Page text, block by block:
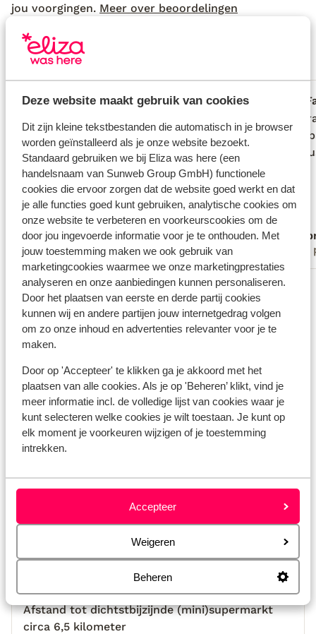
Deze website maakt gebruik van cookies
Dit zijn kleine tekstbestanden die automatisch in je browser
worden geïnstalleerd als je onze website bezoekt.
Standaard gebruiken we bij Eliza was here (een
handelsnaam van Sunweb Group GmbH) functionele
cookies die ervoor zorgen dat de website goed werkt en dat
je alle functies goed kunt gebruiken, analytische cookies om
onze website te verbeteren en voorkeurscookies om de
door jou ingevoerde informatie voor je te onthouden. Met
jouw toestemming maken we ook gebruik van
marketingcookies waarmee we onze marketingprestaties
analyseren en onze aanbiedingen kunnen personaliseren.
Door het plaatsen van eerste en derde partij cookies
kunnen wij en andere partijen jouw internetgedrag volgen
om zo onze inhoud en advertenties relevanter voor je te
maken.
Door op 'Accepteer' te klikken ga je akkoord met het
plaatsen van alle cookies. Als je op 'Beheren’ klikt, vind je
meer informatie incl. de volledige lijst van cookies waar je
kunt selecteren welke cookies je wilt toestaan. Je kunt op
elk moment je voorkeuren wijzigen of je toestemming
intrekken.
Accepteer
Weigeren
Beheren
jou voorgingen. Meer over beoordelingen
8.5 16 ervaringen
8.9 Fantastisch
2 weken geleden
uitzicht, poort met oprijlaan, alles is
verzorgd en netjes. Kunt zien dat alles
aandacht krijgt. Huisje was goed, airco's
super. Keuken uitgerust met alles wat je
nodig hebt. Erg vriendelijke en
behulpzame eigenaren.
uitzicht, poort met oprijlaan, alles is
verzorgd en netjes. Kunt zien dat alles
aandacht krijgt. Huisje was goed, airco's
super. Keuken uitgerust met alles wat je
nodig hebt. Erg vriendelijke en
behulpzame eigenaren.
Anoniem
Met partner
Een
Een
Jp
Bekijk alle 16 ervaringen
Locatie
Bekijk op kaart
Afstanden
Strand: 13 km
Luchthaven Naples International Airport (NAP):
Bushalte: 7 km
Pinautomaat: 200 m
Winkels: 7 km
Afstand tot dichtstbijzijnde (mini)supermarkt
circa 6,5 kilometer